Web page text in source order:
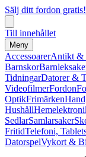
Sälj ditt fordon
Till innehållet
Meny
AccessoarerAntikt &
Barnskor
TidningarDatorer &
VideofilmerFordon
OptikFrimärken
Hushåll
SedlarSamlarsaker
FritidTelefoni,
DatorspelVykort &